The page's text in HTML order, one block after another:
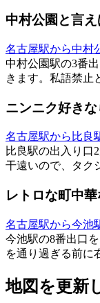
中村公園と言え
名古屋駅から中村
中村公園駅の3番
きます。私語禁止
ニンニク好きな
名古屋駅から比良
比良駅の出入り口
干遠いので、タク
レトロな町中
名古屋駅から今池
今池駅の8番出口
を通り過ぎる前に
地図を更新